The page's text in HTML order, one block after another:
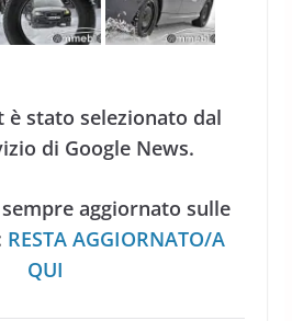
è stato selezionato dal
di Google News.
aggiornato sulle
RESTA AGGIORNATO/A
QUI